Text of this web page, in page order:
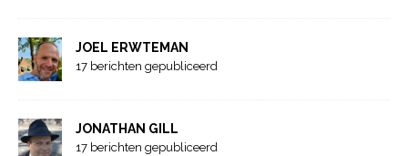
JOEL ERWTEMAN
17 berichten gepubliceerd
JONATHAN GILL
17 berichten gepubliceerd